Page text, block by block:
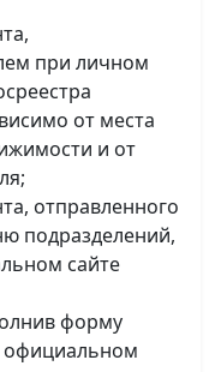
при личном
от места
и от
отправленного
подразделений,
сайте
форму
официальном